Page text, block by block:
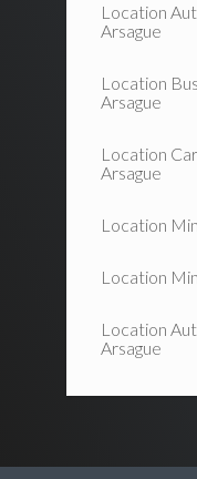
Location
Arsague
Location
Arsague
Location
Arsague
Location
Location
Location
Arsague